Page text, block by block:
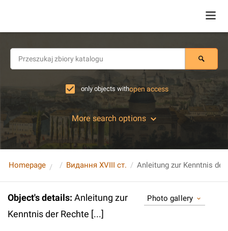
only objects withopen access
More search options
Homepage Видання XVIII ст. Anleitung zur Kenntnis der
Object's details: Anleitung zur
Kenntnis der Rechte [...]
Photo gallery